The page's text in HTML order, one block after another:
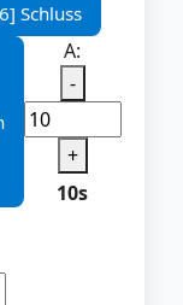
Schluss
A:
-
+
10s